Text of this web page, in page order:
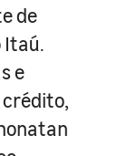
de
Itaú.
e